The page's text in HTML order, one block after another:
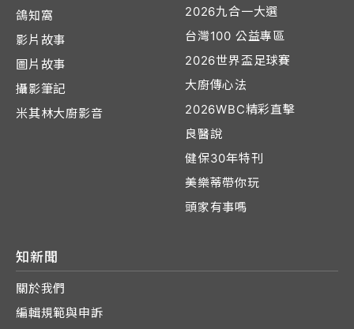
鴿知窩
影片故事
圖片故事
攝影筆記
米其林大廚影音
2026九合一大選
台灣100 公益專區
2026世界盃足球賽
大廚傳心法
2026WBC精彩直擊
良醫說
健保30年特刊
美樂蒂帶你玩
頭家有事嗎
知新聞
關於我們
編輯規範與申訴